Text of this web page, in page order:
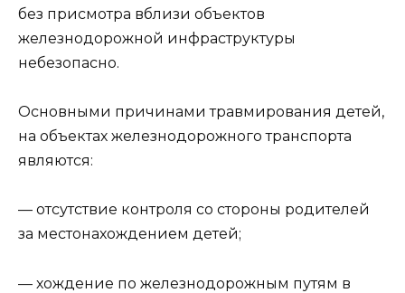
без присмотра вблизи объектов
железнодорожной инфраструктуры
небезопасно.
Основными причинами травмирования детей,
на объектах железнодорожного транспорта
являются:
— отсутствие контроля со стороны родителей
за местонахождением детей;
— хождение по железнодорожным путям в